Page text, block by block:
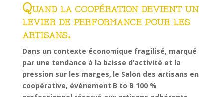
Quand la coopération devient un
levier de performance pour les
artisans.
Dans un contexte économique fragilisé, marqué
par une tendance à la baisse d’activité et la
pression sur les marges, le Salon des artisans en
coopérative, événement B to B 100 %